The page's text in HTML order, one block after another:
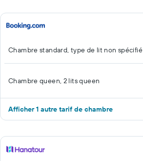
Chambre standard, type de lit non spécifié
Chambre queen, 2 lits queen
Afficher 1 autre tarif de chambre